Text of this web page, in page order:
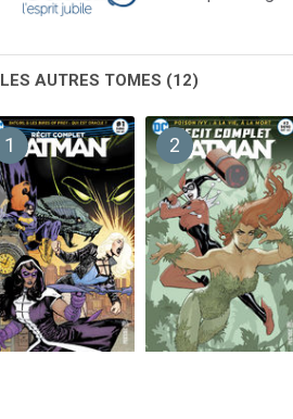
LES AUTRES TOMES (12)
1 2